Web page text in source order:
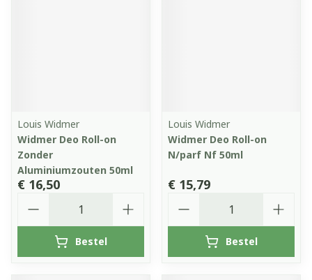
Louis Widmer
Widmer Deo Roll-on
Zonder
Aluminiumzouten 50ml
€ 16,50
Bestel
Louis Widmer
Widmer Deo Roll-on
N/parf Nf 50ml
€ 15,79
Bestel